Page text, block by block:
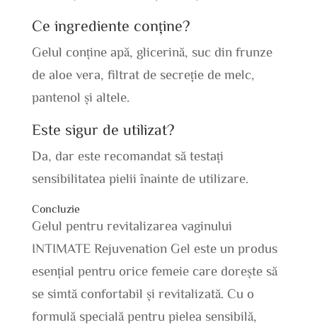
Ce ingrediente conține?
Gelul conține apă, glicerină, suc din frunze
de aloe vera, filtrat de secreție de melc,
pantenol și altele.
Este sigur de utilizat?
Da, dar este recomandat să testați
sensibilitatea pielii înainte de utilizare.
Concluzie
Gelul pentru revitalizarea vaginului
INTIMATE Rejuvenation Gel este un produs
esențial pentru orice femeie care dorește să
se simtă confortabil și revitalizată. Cu o
formulă specială pentru pielea sensibilă,